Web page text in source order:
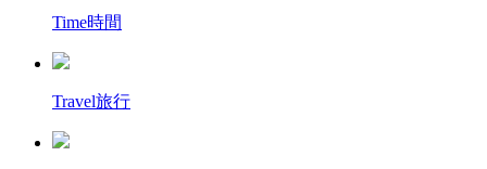
Time時間
Travel旅行